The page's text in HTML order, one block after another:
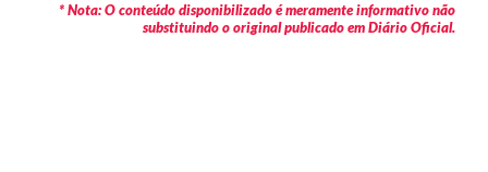
* Nota: O conteúdo disponibilizado é meramente informativo não
substituindo o original publicado em Diário Oficial.